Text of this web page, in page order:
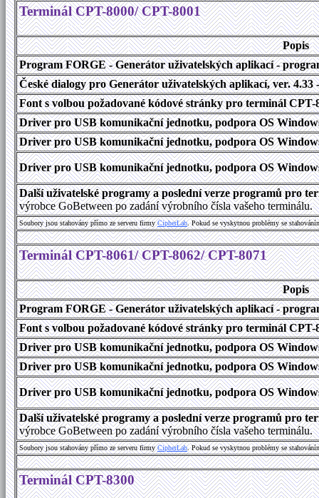
Terminál CPT-8000/ CPT-8001
Popis
Program FORGE - Generátor uživatelských aplikací -
České dialogy pro Generátor uživatelských aplikací, ver. 4.33
Font s volbou požadované kódové stránky pro terminál
Driver pro USB komunikační jednotku, podpora OS
Driver pro USB komunikační jednotku, podpora OS
Driver pro USB komunikační jednotku, podpora OS
Další uživatelské programy a poslední verze programů pro
výrobce GoBetween po zadání výrobního čísla vašeho terminálu.
Soubory jsou stahovány přímo ze serveru firmyCipherLab. Pokud se vyskytnou problémy se
Terminál CPT-8061/ CPT-8062/ CPT-8071
Popis
Program FORGE - Generátor uživatelských aplikací -
Font s volbou požadované kódové stránky pro terminál
Driver pro USB komunikační jednotku, podpora OS
Driver pro USB komunikační jednotku, podpora OS
Driver pro USB komunikační jednotku, podpora OS
Další uživatelské programy a poslední verze programů pro
výrobce GoBetween po zadání výrobního čísla vašeho terminálu.
Soubory jsou stahovány přímo ze serveru firmyCipherLab. Pokud se vyskytnou problémy se
Terminál CPT-8300